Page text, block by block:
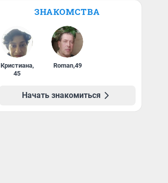
ЗНАКОМСТВА
Кристиана,
45
Roman,49
Начать знакомиться